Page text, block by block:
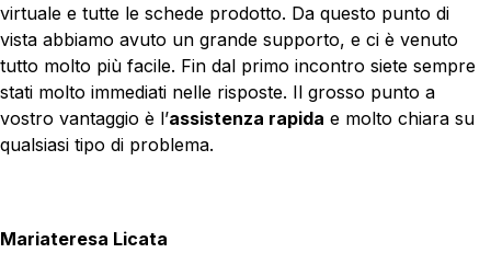
virtuale e tutte le schede prodotto. Da questo punto di
vista abbiamo avuto un grande supporto, e ci è venuto
tutto molto più facile. Fin dal primo incontro siete sempre
stati molto immediati nelle risposte. Il grosso punto a
vostro vantaggio è l’assistenza rapida e molto chiara su
qualsiasi tipo di problema.
Mariateresa Licata